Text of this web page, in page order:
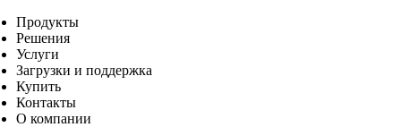
Продукты
Решения
Услуги
Загрузки и поддержка
Купить
Контакты
О компании